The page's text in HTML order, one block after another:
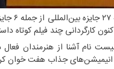
کارگردانی چند فیلم کوتاه
جذاب هفت خوان